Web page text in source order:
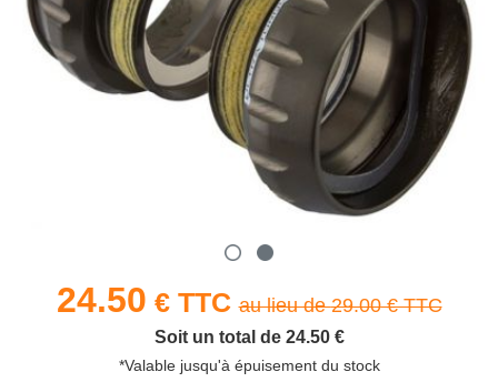
24.50 € TTCau lieu de29.00€ TTC
Soit un total de 24.50 €
*Valable jusqu'à épuisement du stock